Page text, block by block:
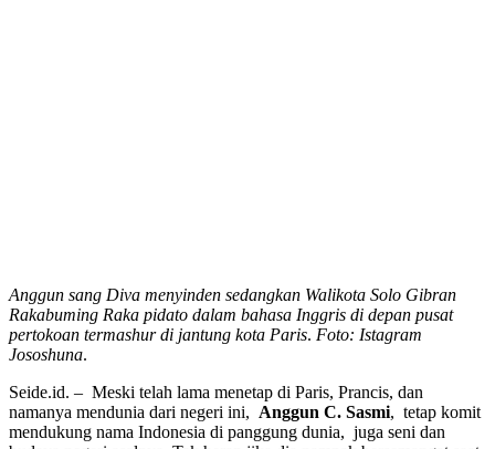
Anggun sang Diva menyinden sedangkan Walikota Solo Gibran
Rakabuming Raka pidato dalam bahasa Inggris di depan pusat
pertokoan termashur di jantung kota Paris. Foto: Istagram
Jososhuna.
Seide.id. – Meski telah lama menetap di Paris, Prancis, dan
namanya mendunia dari negeri ini, Anggun C. Sasmi, tetap komit
mendukung nama Indonesia di panggung dunia, juga seni dan